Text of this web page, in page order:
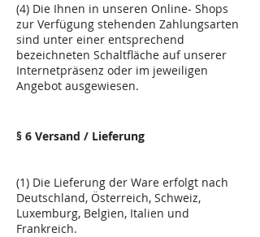
(4) Die Ihnen in unseren Online- Shops
zur Verfügung stehenden Zahlungsarten
sind unter einer entsprechend
bezeichneten Schaltfläche auf unserer
Internetpräsenz oder im jeweiligen
Angebot ausgewiesen.
§ 6 Versand / Lieferung
(1) Die Lieferung der Ware erfolgt nach
Deutschland, Österreich, Schweiz,
Luxemburg, Belgien, Italien und
Frankreich.